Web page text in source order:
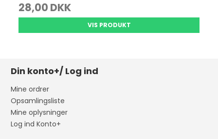
28,00 DKK
VIS PRODUKT
Din konto+/ Log ind
Mine ordrer
Opsamlingsliste
Mine oplysninger
Log ind Konto+